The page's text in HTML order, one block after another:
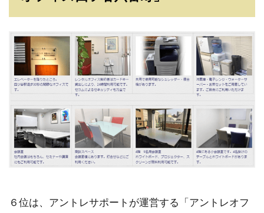
６位は、アントレサポートが運営する「アントレオフ